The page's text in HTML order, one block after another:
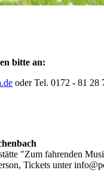
bitte an:
oder Tel. 0172 - 81 28
"Zum fahrenden
Tickets unter